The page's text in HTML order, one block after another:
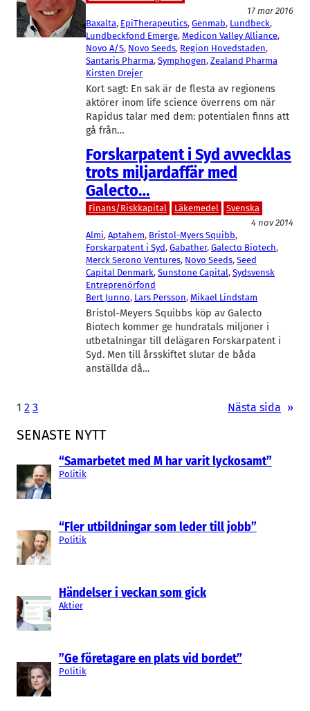
SENASTE NYTT
“Samarbetet med M har varit lyckosamt”
Politik
“Fler utbildningar som leder till jobb”
Politik
Händelser i veckan som gick
Aktier
”Ge företagare en plats vid bordet”
Politik
17 mar 2016
Baxalta, EpiTherapeutics, Genmab, Lundbeck
Lundbeckfond Emerge, Medicon Valley Alliance
Novo A/S, Novo Seeds, Region Hovedstaden
Santaris Pharma, Symphogen, Zealand Pharma
Kirsten Drejer
Kort sagt: En sak är de flesta av regionens
aktörer inom life science överrens om när
Rapidus talar med dem: potentialen finns att
gå från…
Forskarpatent i Syd avvecklas
trots miljardaffär med
Galecto…
Finans/Riskkapital Läkemedel
Svenska
4 nov 2014
Almi, Aptahem, Bristol-Myers Squibb
Forskarpatent i Syd, Gabather, Galecto Biotech
Merck Serono Ventures, Novo Seeds, Seed
Capital Denmark, Sunstone Capital, Sydsvensk
Entreprenörfond
Bert Junno, Lars Persson, Mikael Lindstam
Bristol-Meyers Squibbs köp av Galecto
Biotech kommer ge hundratals miljoner i
utbetalningar till delägaren Forskarpatent i
Syd. Men till årsskiftet slutar de båda
anställda då…
1 2 3 Nästa sida »